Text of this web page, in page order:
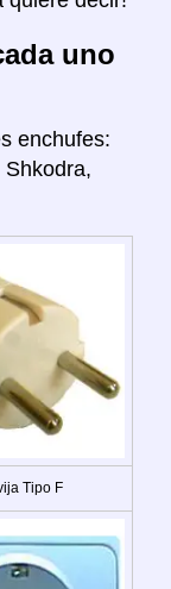
uno
enchufes:
Tipo F